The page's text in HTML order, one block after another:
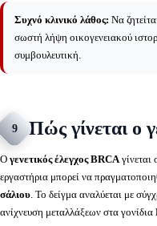
Συχνό κλινικό λάθος: Να
σωστή λήψη οικογενειακού
συμβουλευτική.
9 Πώς γίνεται ο
Ο γενετικός έλεγχος BRCAγίνεται
εργαστήρια μπορεί να
σάλιου. Το δείγμα αναλύεται με
ανίχνευση μεταλλάξεων στα γονίδια